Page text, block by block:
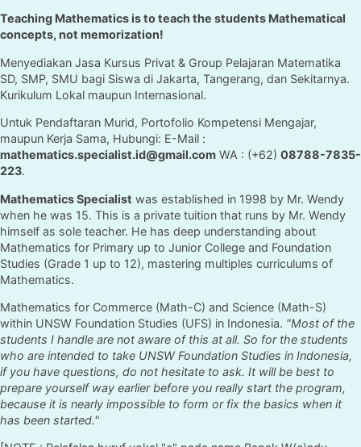
Teaching Mathematics is to teach the students Mathematical
concepts, not memorization!
Menyediakan Jasa Kursus Privat & Group Pelajaran Matematika
SD, SMP, SMU bagi Siswa di Jakarta, Tangerang, dan Sekitarnya.
Kurikulum Lokal maupun Internasional.
Untuk Pendaftaran Murid, Portofolio Kompetensi Mengajar,
maupun Kerja Sama, Hubungi: E-Mail :
mathematics.specialist.id@gmail.com WA : (+62) 08788-7835-
223.
Mathematics Specialist was established in 1998 by Mr. Wendy
when he was 15. This is a private tuition that runs by Mr. Wendy
himself as sole teacher. He has deep understanding about
Mathematics for Primary up to Junior College and Foundation
Studies (Grade 1 up to 12), mastering multiples curriculums of
Mathematics.
Mathematics for Commerce (Math-C) and Science (Math-S)
within UNSW Foundation Studies (UFS) in Indonesia. "Most of the
students I handle are not aware of this at all. So for the students
who are intended to take UNSW Foundation Studies in Indonesia,
if you have questions, do not hesitate to ask. It will be best to
prepare yourself way earlier before you really start the program,
because it is nearly impossible to form or fix the basics when it
has been started."